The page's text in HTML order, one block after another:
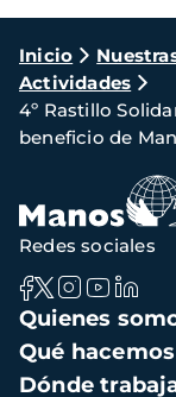
Ruta
de
Inicio
Actividades
4º Rastillo
beneficio de
Navegación
principal
Quienes
Qué hacemos
Dónde
Redes sociales